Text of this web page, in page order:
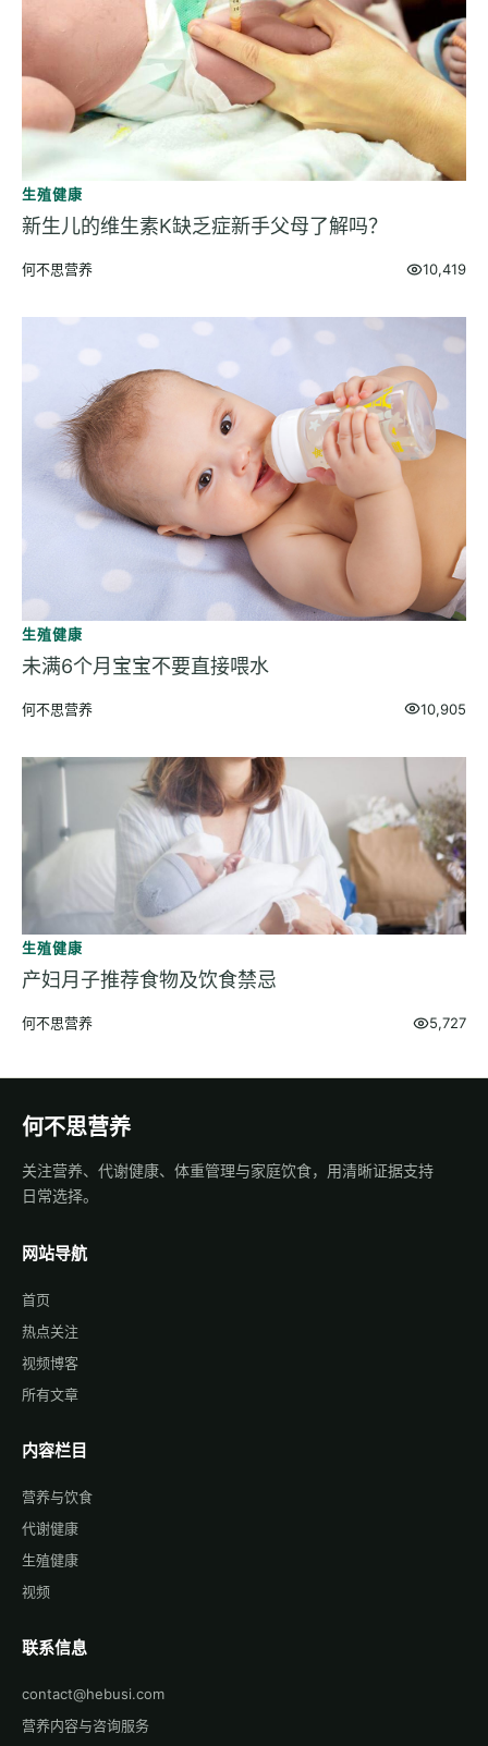
生殖健康
新生儿的维生素K缺乏症新手父母了解吗？
何不思营养 10,419
生殖健康
未满6个月宝宝不要直接喂水
何不思营养 10,905
生殖健康
产妇月子推荐食物及饮食禁忌
何不思营养 5,727
何不思营养
关注营养、代谢健康、体重管理与家庭饮食，用清晰证据支持
日常选择。
网站导航
首页
热点关注
视频博客
所有文章
内容栏目
营养与饮食
代谢健康
生殖健康
视频
联系信息
contact@hebusi.com
营养内容与咨询服务